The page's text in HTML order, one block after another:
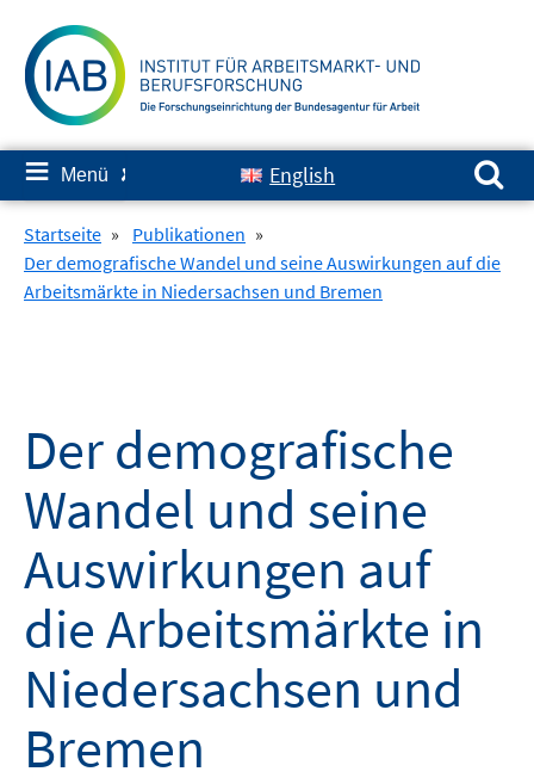
zum
Inhalt
≡ Menü ✘ English
Suchen nach:
Startseite » Publikationen »
Der demografische Wandel und seine Auswirkungen auf die
Arbeitsmärkte in Niedersachsen und Bremen
Der demografische
Wandel und seine
Auswirkungen auf
die Arbeitsmärkte in
Niedersachsen und
Bremen